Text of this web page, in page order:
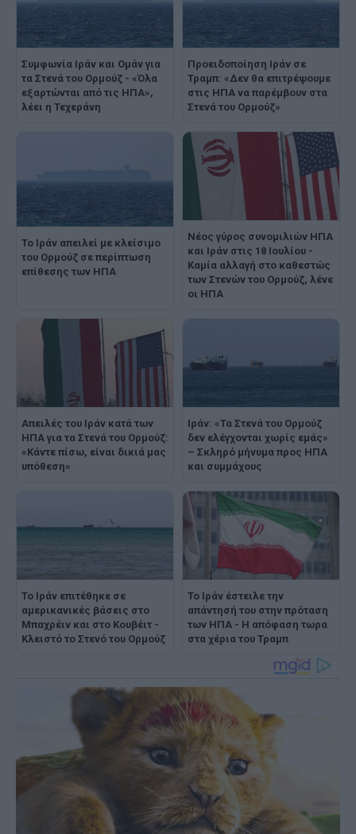
Συμφωνία Ιράν και Ομάν για
τα Στενά του Ορμούζ - «Όλα
εξαρτώνται από τις ΗΠΑ»,
λέει η Τεχεράνη
Προειδοποίηση Ιράν σε
Τραμπ: «Δεν θα επιτρέψουμε
στις ΗΠΑ να παρέμβουν στα
Στενά του Ορμούζ»
Το Ιράν απειλεί με κλείσιμο
του Ορμούζ σε περίπτωση
επίθεσης των ΗΠΑ
Nέος γύρος συνομιλιών ΗΠΑ
και Ιράν στις 18 Ιουλίου -
Καμία αλλαγή στο καθεστώς
των Στενών του Ορμούζ, λένε
οι ΗΠΑ
Απειλές του Ιράν κατά των
ΗΠΑ για τα Στενά του Ορμούζ:
«Κάντε πίσω, είναι δικιά μας
υπόθεση»
Ιράν: «Τα Στενά του Ορμούζ
δεν ελέγχονται χωρίς εμάς»
– Σκληρό μήνυμα προς ΗΠΑ
και συμμάχους
Το Ιράν επιτέθηκε σε
αμερικανικές βάσεις στο
Μπαχρέιν και στο Κουβέιτ -
Κλειστό το Στενό του Ορμούζ
Το Ιράν έστειλε την
απάντησή του στην πρόταση
των ΗΠΑ - Η απόφαση τωρα
στα χέρια του Τραμπ